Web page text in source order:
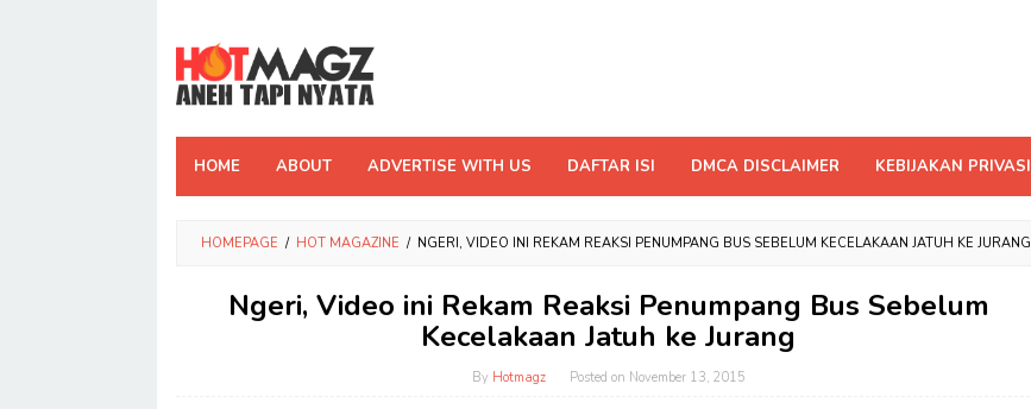
content
HOME ABOUT ADVERTISE WITH US DAFTAR ISI DMCA DISCLAIMER KEBIJAKAN PRIVASI
HOMEPAGE / HOT MAGAZINE / NGERI, VIDEO INI REKAM REAKSI PENUMPANG BUS SEBELUM KECELAKAAN JATUH KE JURANG
Ngeri, Video ini Rekam Reaksi Penumpang Bus Sebelum
Kecelakaan Jatuh ke Jurang
By Hotmagz Posted on November 13, 2015